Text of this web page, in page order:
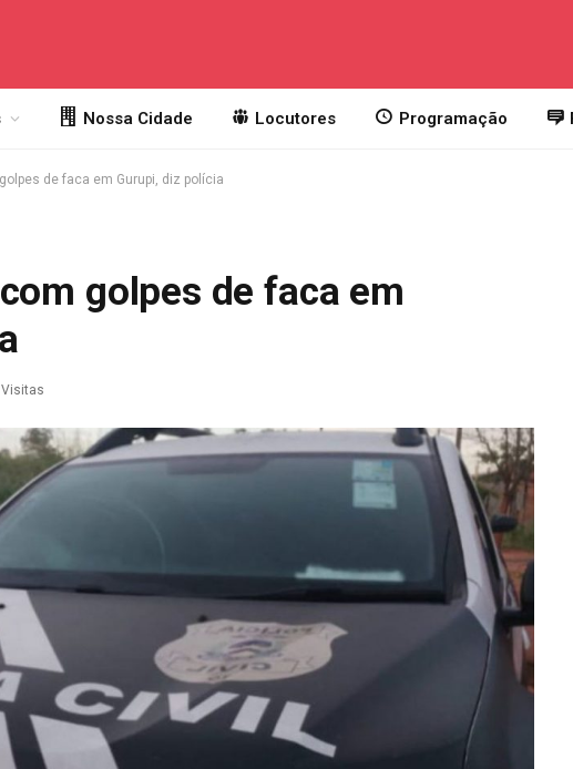
Nossa Cidade Locutores Programação
de faca em Gurupi, diz polícia
golpes de faca em
Visitas